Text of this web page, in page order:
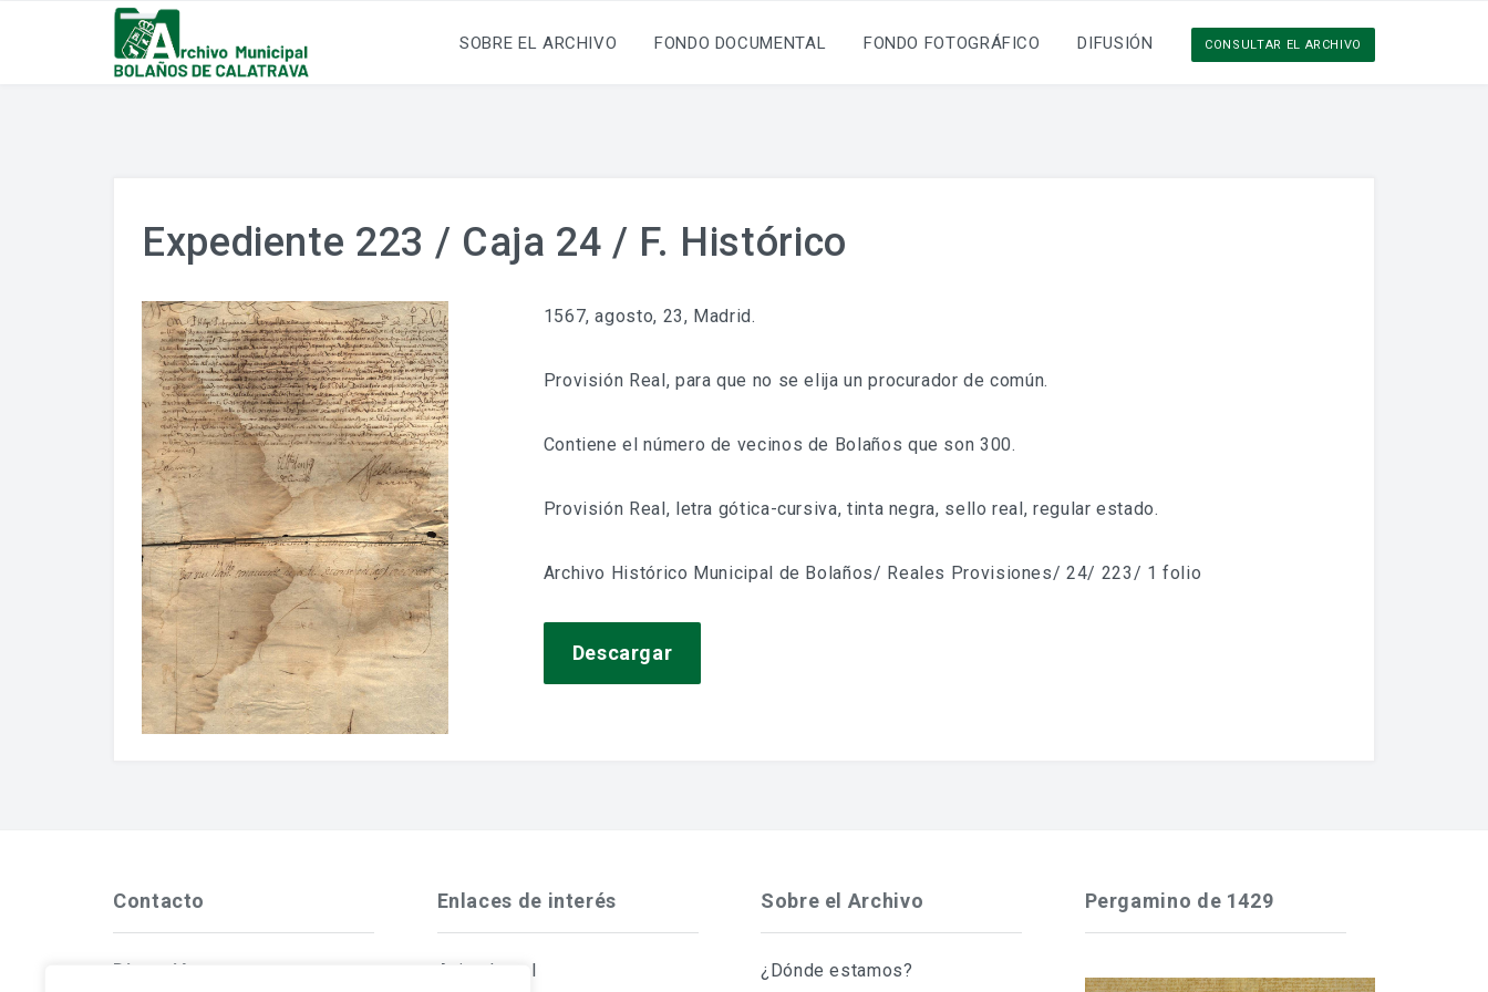
SOBRE EL ARCHIVO FONDO DOCUMENTAL FONDO FOTOGRÁFICO DIFUSIÓN CONSULTAR EL ARCHIVO
Expediente 223 / Caja 24 / F. Histórico
1567, agosto, 23, Madrid.
Provisión Real, para que no se elija un procurador de común.
Contiene el número de vecinos de Bolaños que son 300.
Provisión Real, letra gótica-cursiva, tinta negra, sello real, regular estado.
Archivo Histórico Municipal de Bolaños/ Reales Provisiones/ 24/ 223/ 1 folio
Descargar
Contacto
Dirección
Enlaces de interés
Aviso Legal
Sobre el Archivo
¿Dónde estamos?
Pergamino de 1429